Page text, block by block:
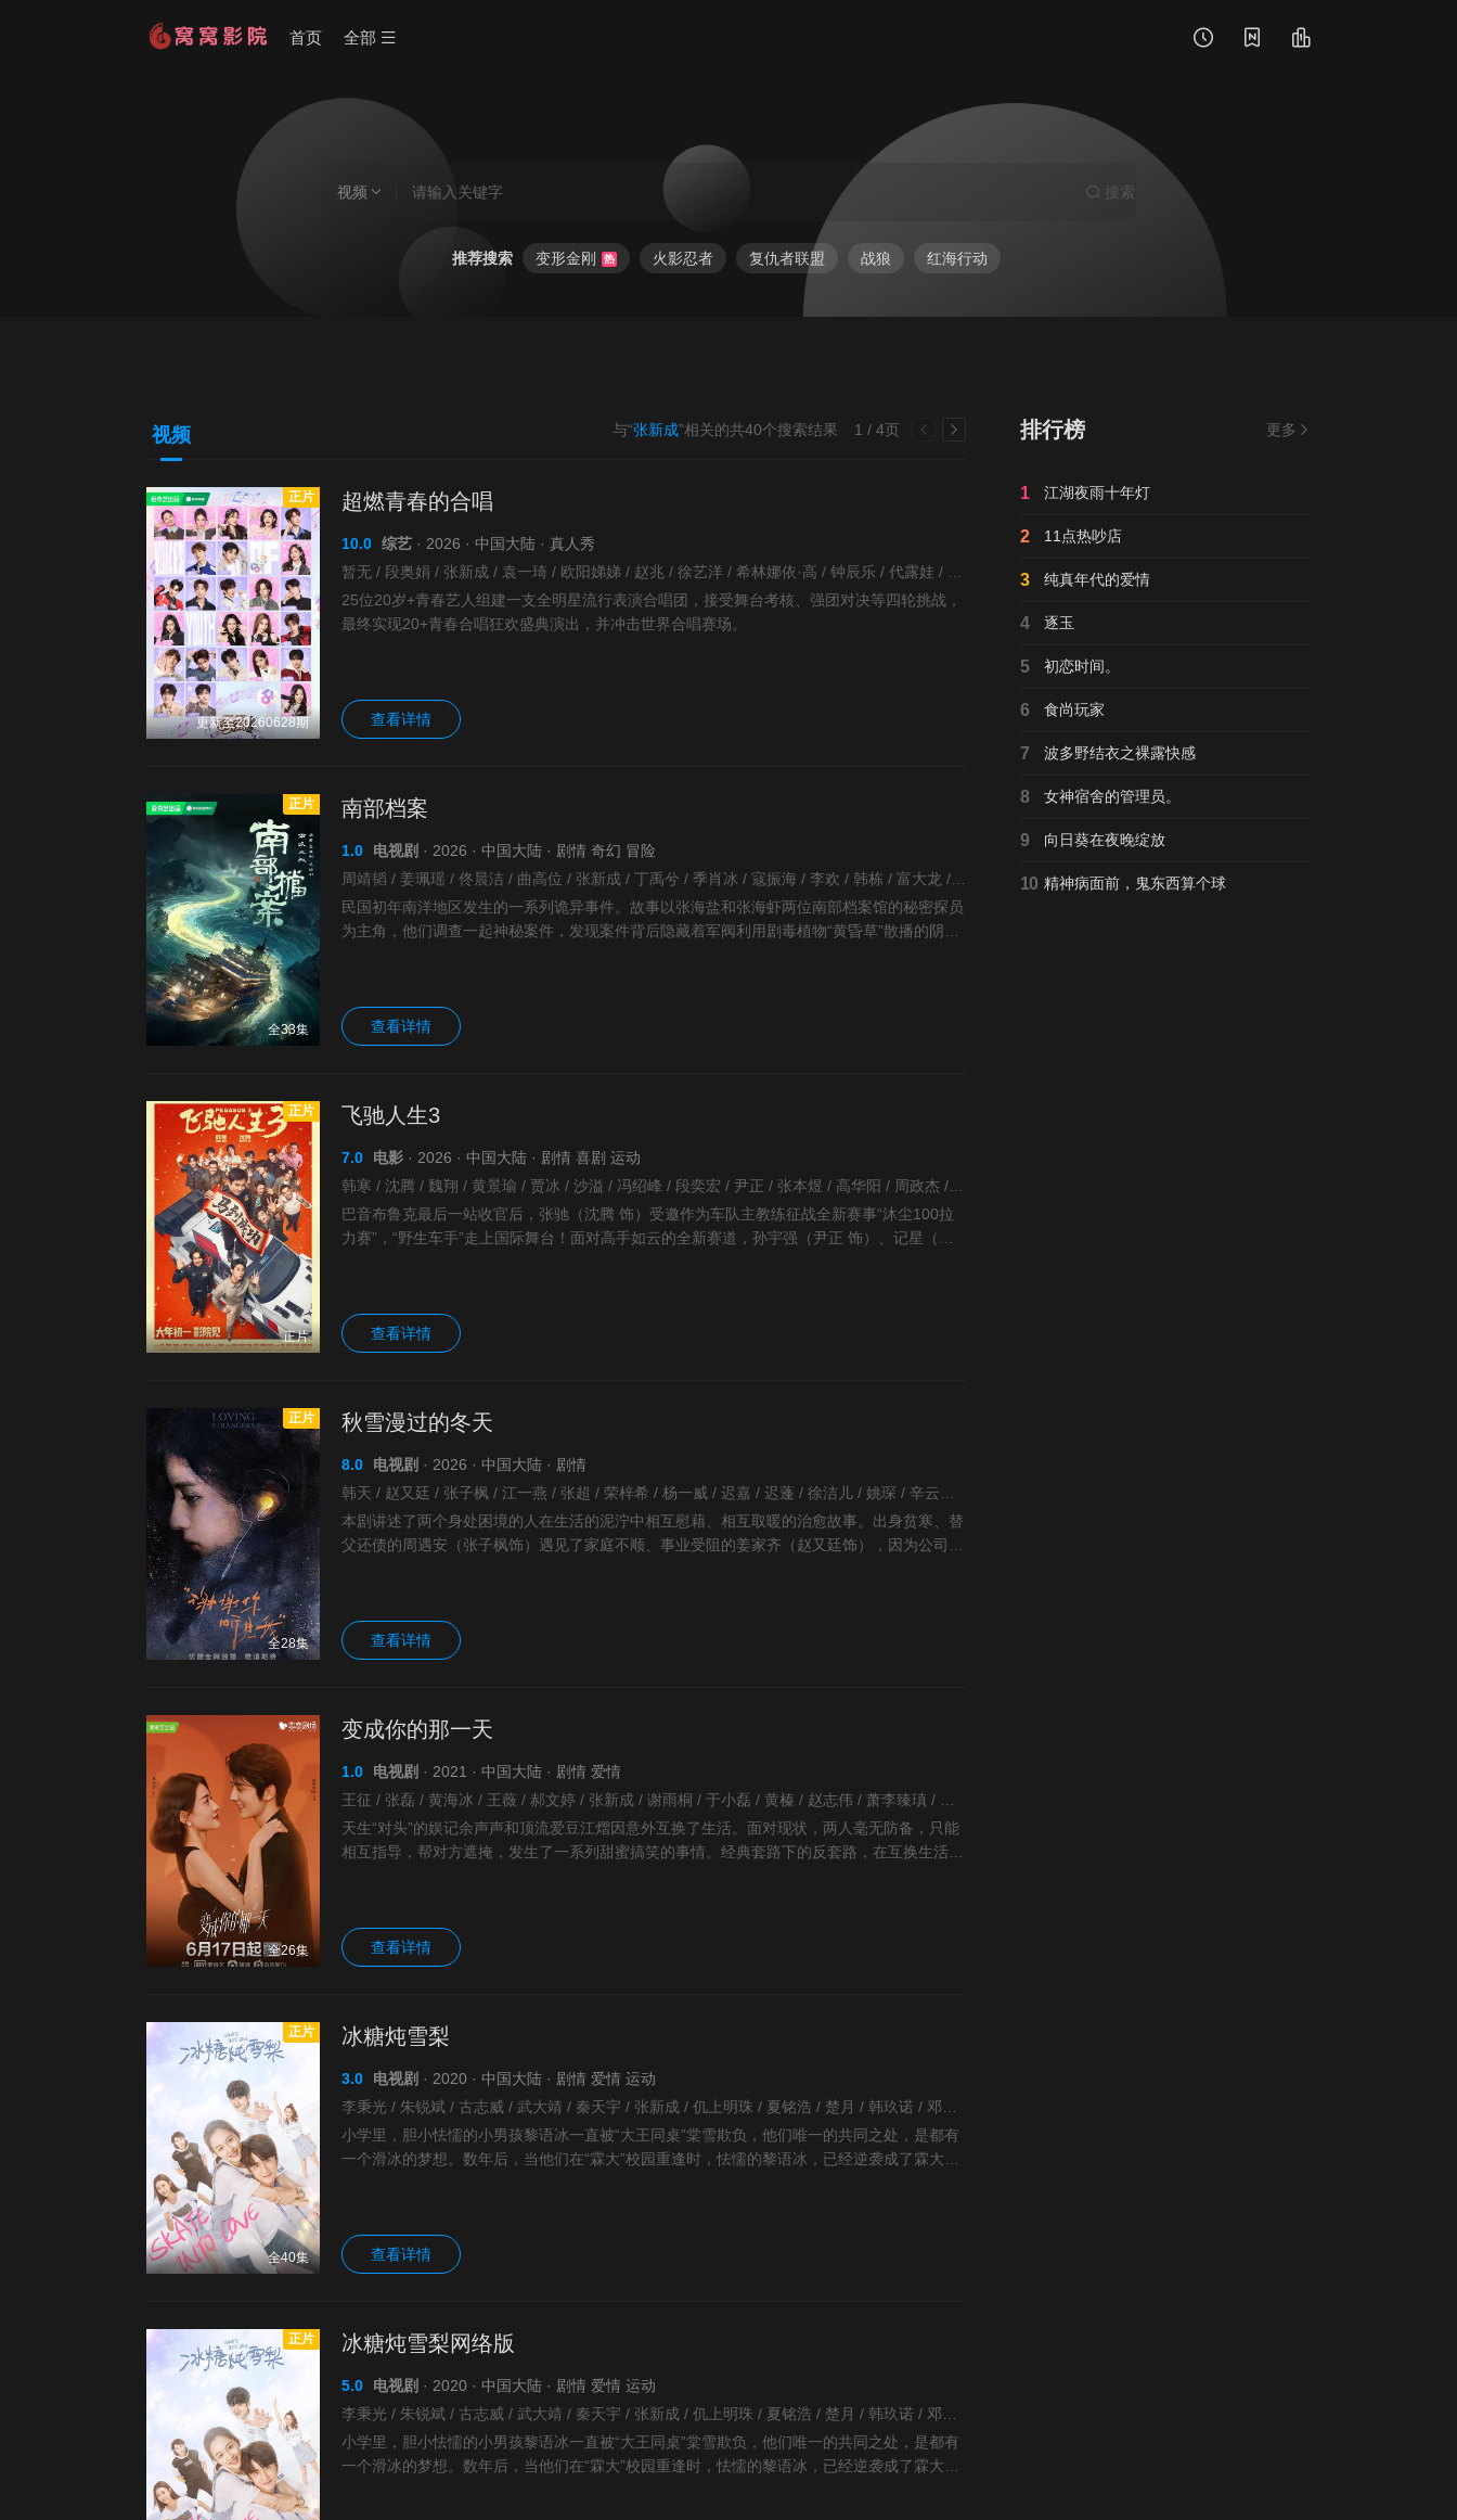
首页 全部
视频 搜索
推荐搜索 变形金刚 热 火影忍者 复仇者联盟 战狼 红海行动
视频 1 / 4页
与“张新成”相关的共40个搜索结果
正片
更新至20260628期
超燃青春的合唱
10.0 综艺· 2026 · 中国大陆 · 真人秀
25位20岁+青春艺人组建一支全明星流行表演合唱团，接受舞台考核、强团对决等四轮挑战，
最终实现20+青春合唱狂欢盛典演出，并冲击世界合唱赛场。
查看详情
正片
全33集
南部档案
1.0 电视剧 · 2026 · 中国大陆 · 剧情 奇幻 冒险
周靖韬 / 姜珮瑶 / 佟晨洁 / 曲高位 / 张新成 / 丁禹兮 / 季肖冰 / 寇振海 / 李欢 / 韩栋 / 富大龙 / 姜卓君 / 刘令姿 / 徐振轩 / 张宸逍 / 程相 / 屠显智 /
民国初年南洋地区发生的一系列诡异事件。故事以张海盐和张海虾两位南部档案馆的秘密探员
为主角，他们调查一起神秘案件，发现案件背后隐藏着军阀利用剧毒植物“黄昏草”散播的阴
查看详情
正片
正片
飞驰人生3
7.0 电影· 2026 · 中国大陆 · 剧情 喜剧 运动
韩寒 / 沈腾 / 魏翔 / 黄景瑜 / 贾冰 / 沙溢 / 冯绍峰 / 段奕宏 / 尹正 / 张本煜 / 高华阳 / 周政杰 / 张新成 / 李治廷 / 孙艺洲 / 胡先煦 / 陈永胜 / 范丞丞 / 王安宇 / 白宇帆 / 郝瀚 /
巴音布鲁克最后一站收官后，张驰（沈腾 饰）受邀作为车队主教练征战全新赛事“沐尘100拉
力赛”，“野生车手”走上国际舞台！面对高手如云的全新赛道，孙宇强（尹正 饰）、记星（张
查看详情
正片
全28集
秋雪漫过的冬天
8.0 电视剧 · 2026 · 中国大陆 · 剧情
本剧讲述了两个身处困境的人在生活的泥泞中相互慰藉、相互取暖的治愈故事。出身贫寒、替
父还债的周遇安（张子枫饰）遇见了家庭不顺、事业受阻的姜家齐（赵又廷饰），因为公司的
查看详情
全26集
变成你的那一天
1.0 电视剧 · 2021 · 中国大陆 · 剧情 爱情
天生“对头”的娱记余声声和顶流爱豆江熠因意外互换了生活。面对现状，两人毫无防备，只能
相互指导，帮对方遮掩，发生了一系列甜蜜搞笑的事情。经典套路下的反套路，在互换生活的
查看详情
正片
全40集
冰糖炖雪梨
3.0 电视剧 · 2020 · 中国大陆 · 剧情 爱情 运动
小学里，胆小怯懦的小男孩黎语冰一直被“大王同桌”棠雪欺负，他们唯一的共同之处，是都有
一个滑冰的梦想。数年后，当他们在“霖大”校园重逢时，怯懦的黎语冰，已经逆袭成了霖大冰
查看详情
正片 冰糖炖雪梨网络版
5.0 电视剧 · 2020 · 中国大陆 · 剧情 爱情 运动
小学里，胆小怯懦的小男孩黎语冰一直被“大王同桌”棠雪欺负，他们唯一的共同之处，是都有
一个滑冰的梦想。数年后，当他们在“霖大”校园重逢时，怯懦的黎语冰，已经逆袭成了霖大冰
排行榜 更多
1 江湖夜雨十年灯
2 11点热吵店
3 纯真年代的爱情
4 逐玉
5 初恋时间。
6 食尚玩家
7 波多野结衣之裸露快感
8 女神宿舍的管理员。
9 向日葵在夜晚绽放
10 精神病面前，鬼东西算个球